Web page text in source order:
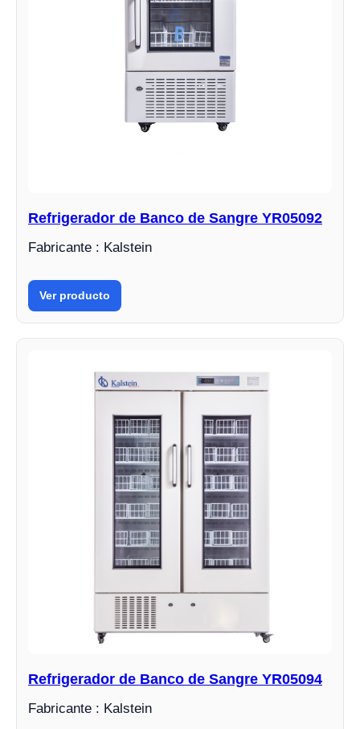
Refrigerador de Banco de Sangre YR05092
Fabricante : Kalstein
Ver producto
Refrigerador de Banco de Sangre YR05094
Fabricante : Kalstein